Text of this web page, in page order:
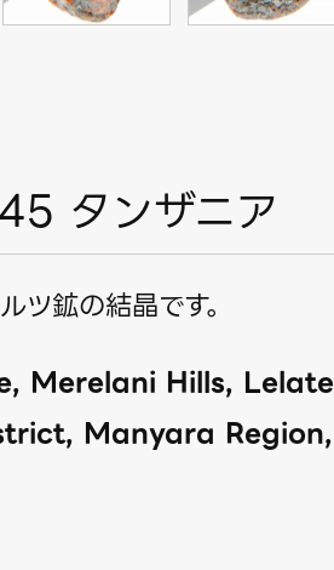
タンザニア
ツ鉱の結晶です。
Merelani Hills,
Manyara